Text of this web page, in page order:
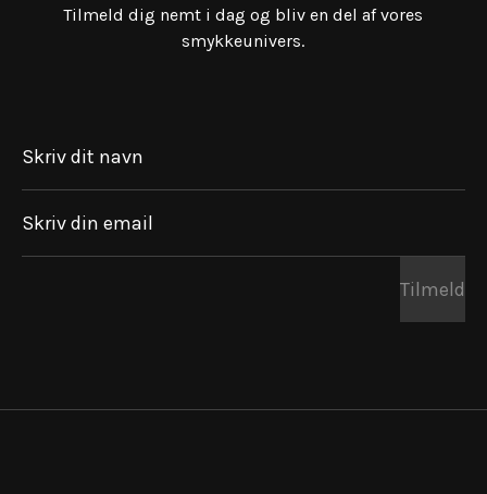
Tilmeld dig nemt i dag og bliv en del af vores
smykkeunivers.
Skriv dit navn
Skriv din email
Tilmeld